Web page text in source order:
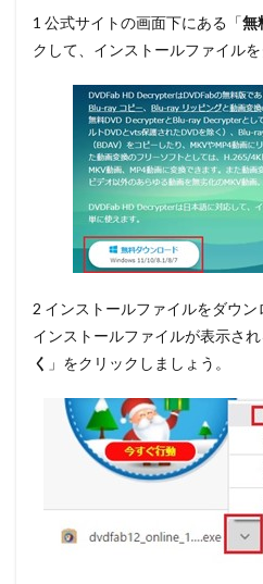
1 公式サイトの画面下にある 「無
クして、インストールファイルを
2 インストールファイルをダウ
インストールファイルが表示され
く 」 をクリックしましょう。